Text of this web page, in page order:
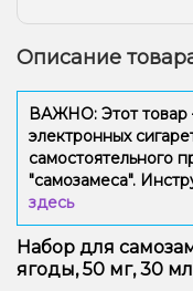
Описание
ВАЖНО: Этот товар
электронных
самостоятельного
"самозамеса".
здесь
Набор для
ягоды, 50 мг, 30